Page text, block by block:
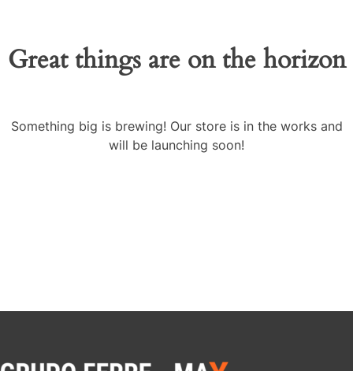
Great things are on the horizon
Something big is brewing! Our store is in the works and
will be launching soon!